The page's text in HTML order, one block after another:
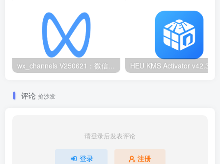
wx_channels V250621：微信视频号下载工具|支持Win/macOS
评论 抢沙发
请登录后发表评论
登录 注册